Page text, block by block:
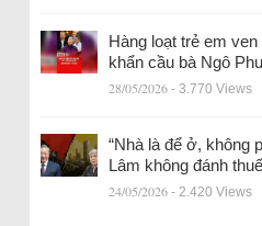
Hàng loạt trẻ em
khẩn cầu bà Ngô
28/05/2026 - 3.770 Views
“Nhà là để ở, không
Lâm không đánh
24/05/2026 - 2.420 Views